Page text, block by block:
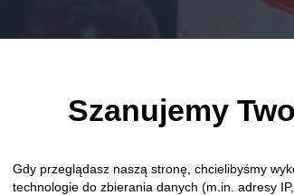
Szanujemy
Gdy przeglądasz naszą stronę, chcielibyśmy
technologie do zbierania danych (m.in. adresy